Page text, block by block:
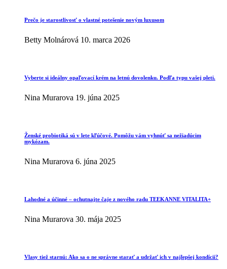
Prečo je starostlivosť o vlastné potešenie novým luxusom
Betty Molnárová 10. marca 2026
Vyberte si ideálny opaľovací krém na letnú dovolenku. Podľa typu vašej pleti.
Nina Murarova 19. júna 2025
Ženské probiotiká sú v lete kľúčové. Pomôžu vám vyhnúť sa nežiadúcim
mykózam.
Nina Murarova 6. júna 2025
Lahodné a účinné – ochutnajte čaje z nového radu TEEKANNE VITALITA+
Nina Murarova 30. mája 2025
Vlasy tiež starnú: Ako sa o ne správne starať a udržať ich v najlepšej kondícii?